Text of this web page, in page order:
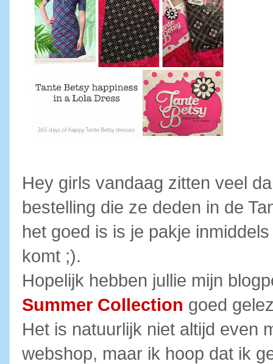
Hey girls vandaag zitten veel
bestelling die ze deden in de
het goed is is je pakje
komt ;).
Hopelijk hebben jullie mijn
Summer Collection goed
Het is natuurlijk niet altijd even
webshop, maar ik hoop dat ik
blijft wel behouden, maar wordt niet meer ge-update. Check de